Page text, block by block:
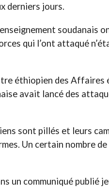
derniers jours.
soudanais
qui l’ont attaqué
éthiopien des Affaires
avait lancé des
sont pillés et leurs
Un certain nombre
un communiqué publié